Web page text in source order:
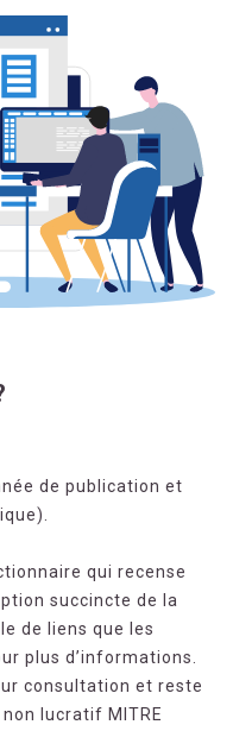
de publication et
qui recense
succincte de la
de liens que les
plus d’informations.
consultation et reste
lucratif MITRE